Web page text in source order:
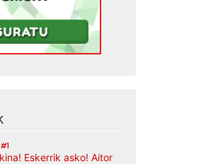
#1
Eskerrik asko! Aitor